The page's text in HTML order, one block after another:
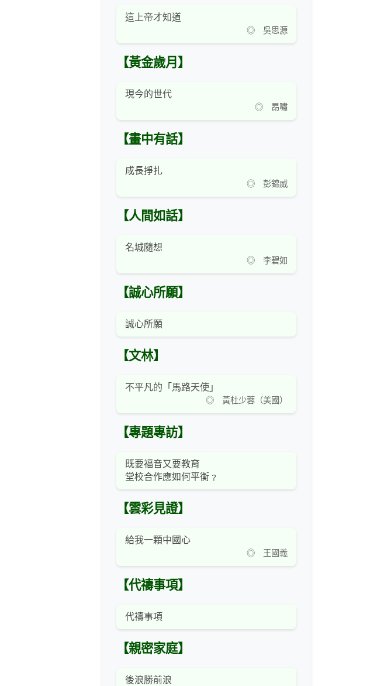
這上帝才知道
◎ 吳思源
【黃金歲月】
現今的世代
◎ 昂嘯
【畫中有話】
成長掙扎
◎ 彭錦威
【人間如話】
名城隨想
◎ 李碧如
【誠心所願】
誠心所願
【文林】
不平凡的「馬路天使」
◎ 黃杜少蓉（美國）
【專題專訪】
既要福音又要教育
堂校合作應如何平衡﹖
【雲彩見證】
給我一顆中國心
◎ 王國義
【代禱事項】
代禱事項
【親密家庭】
後浪勝前浪